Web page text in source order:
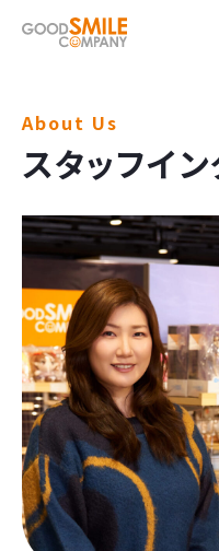
About Us
スタッフイ